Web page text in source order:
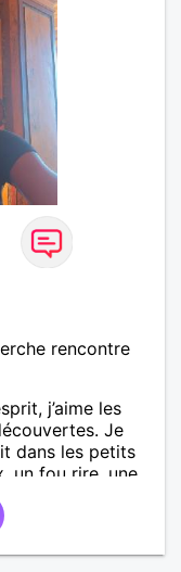
rencontre
j’aime les
Je
dans les petits
un fou rire, une
équilibrée,
j’aime les
Je